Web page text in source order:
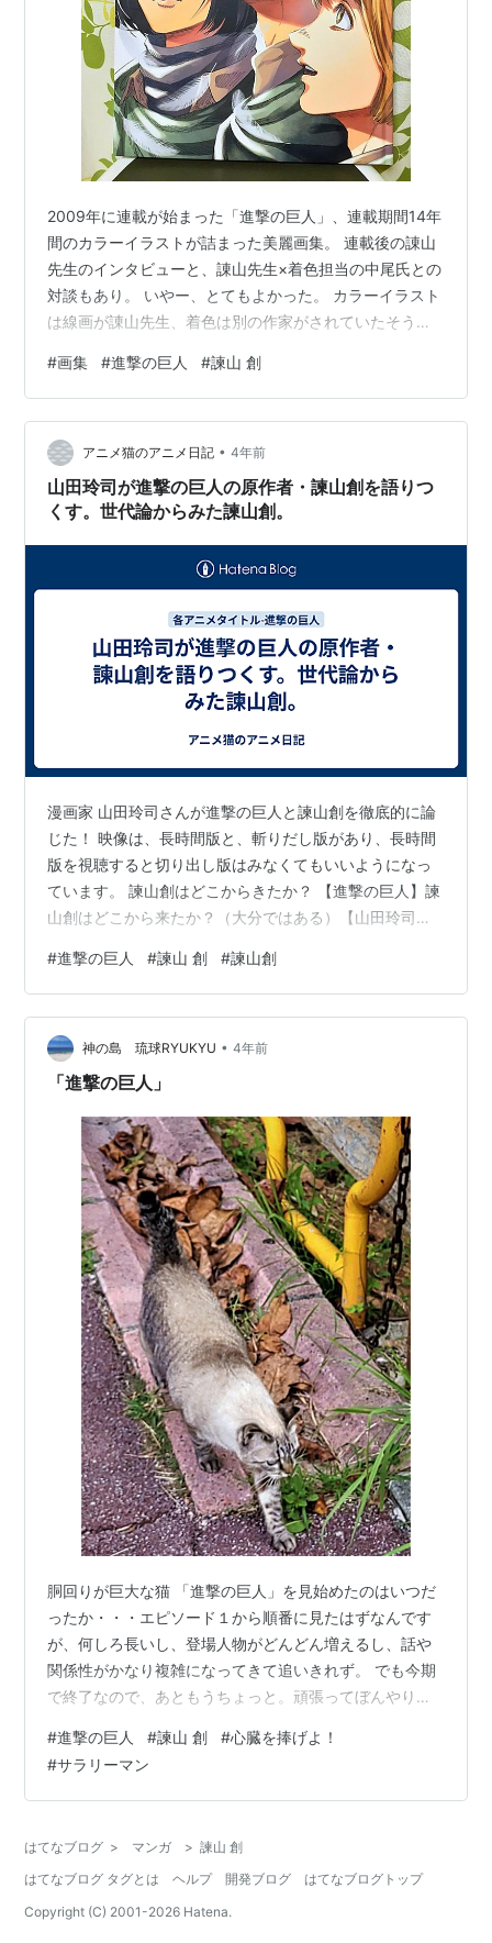
2009年に連載が始まった「進撃の巨人」、連載期間14年
間のカラーイラストが詰まった美麗画集。 連載後の諌山
先生のインタビューと、諌山先生×着色担当の中尾氏との
対談もあり。 いやー、とてもよかった。 カラーイラスト
は線画が諌山先生、着色は別の作家がされていたそう。
ろや、タイトルロゴが入っていたところを、「こうなっ
てたんだ」って発見するのが面白かった。 知らないイラ
ストもたくさんあって、見ごたえがあった。 わたしは本
編のアクションシーンが躍動感があって大好きだけど、1
枚イラストにもその躍動感はあった。 下からの構図で手
前に人間、奥に巨人、という…
#画集 #進撃の巨人 #諫山 創
アニメ猫のアニメ日記 • 4年前
山田玲司が進撃の巨人の原作者・諫山創を語りつ
くす。世代論からみた諫山創。
漫画家 山田玲司さんが進撃の巨人と諫山創を徹底的に論
じた！ 映像は、長時間版と、斬りだし版があり、長時間
版を視聴すると切り出し版はみなくてもいいようになっ
ています。 諫山創はどこからきたか？ 【進撃の巨人】諫
山創はどこから来たか？（大分ではある）【山田玲司の
年代。九州の大分県の日田（ひた）市。日田市の観光用
の夕焼け写真がそのまま進撃の景色だった。大嫌いだけ
ど大好きな故郷。盆地。サッカー部で挫折して落ちこぼ
れ。田舎町のロック少年じゃないか。立体起動装置はゲ
ームのゼルダのフック装置そのままじゃない？エロゲ
#進撃の巨人 #諫山 創 #諫山創
神の島 琉球RYUKYU • 4年前
「進撃の巨人」
胴回りが巨大な猫 「進撃の巨人」を見始めたのはいつだ
ったか・・・エピソード１から順番に見たはずなんです
が、何しろ長いし、登場人物がどんどん増えるし、話や
関係性がかなり複雑になってきて追いきれず。 でも今期
で終了なので、あともうちょっと。頑張ってぼんやり見
なあという印象。 巨人退治の調査兵団の合言葉は「心臓
を捧げよ！」（＝滅私奉公）だし、登場人物がみんなモ
ーレツサラリーマンみたいなんですよね。「自分」がな
が、それがことごとく裏目に出ているし、誰も幸せでな
い。 アニメおたくの知人は「この作者（諌山創…
#進撃の巨人 #諫山 創 #心臓を捧げよ！
#サラリーマン
はてなブログ > マンガ > 諫山 創
はてなブログ タグとは
ヘルプ 開発ブログ
はてなブログトップ
Copyright (C) 2001-2026 Hatena.